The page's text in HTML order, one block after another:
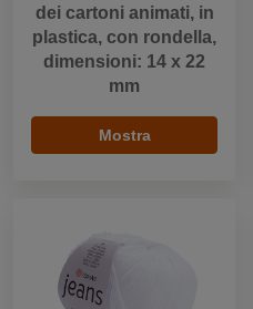
dei cartoni animati, in
plastica, con rondella,
dimensioni: 14 x 22
mm
Mostra